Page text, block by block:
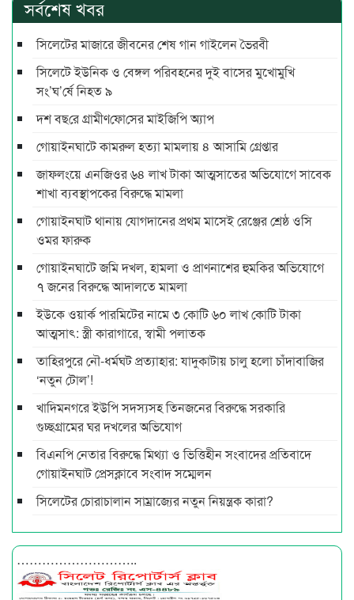
সর্বশেষ খবর
সিলেটের মাজারে জীবনের শেষ গান গাইলেন ভৈরবী
সিলেটে ইউনিক ও বেঙ্গল পরিবহনের দুই বাসের মুখোমুখি
সং’ঘ’র্ষে নিহত ৯
দশ বছ‌রে গ্রামীণ‌ফো‌সের মাইজিপি অ্যাপ
গোয়াইনঘাটে কামরুল হত্যা মামলায় ৪ আসামি গ্রেপ্তার
জাফলংয়ে এনজিওর ৬৪ লাখ টাকা আত্মসাতের অভিযোগে সাবেক
শাখা ব্যবস্থাপকের বিরুদ্ধে মামলা
গোয়াইনঘাট থানায় যোগদানের প্রথম মাসেই রেঞ্জের শ্রেষ্ঠ ওসি
ওমর ফারুক
গোয়াইনঘাটে জমি দখল, হামলা ও প্রাণনাশের হুমকির অভিযোগে
৭ জনের বিরুদ্ধে আদালতে মামলা
ইউকে ওয়ার্ক পারমিটের নামে ৩ কোটি ৬০ লাখ কোটি টাকা
আত্মসাৎ: স্ত্রী কারাগারে, স্বামী পলাতক
তাহিরপুরে নৌ-ধর্মঘট প্রত্যাহার: যাদুকাটায় চালু হলো চাঁদাবাজির
‘নতুন টোল’!
খাদিমনগরে ইউপি সদস্যসহ তিনজনের বিরুদ্ধে সরকারি
গুচ্ছগ্রামের ঘর দখলের অভিযোগ
বিএনপি নেতার বিরুদ্ধে মিথ্যা ও ভিত্তিহীন সংবাদের প্রতিবাদে
গোয়াইনঘাট প্রেসক্লাবে সংবাদ সম্মেলন
সিলেটের চোরাচালান সাম্রাজ্যের নতুন নিয়ন্ত্রক কারা?
………………………..